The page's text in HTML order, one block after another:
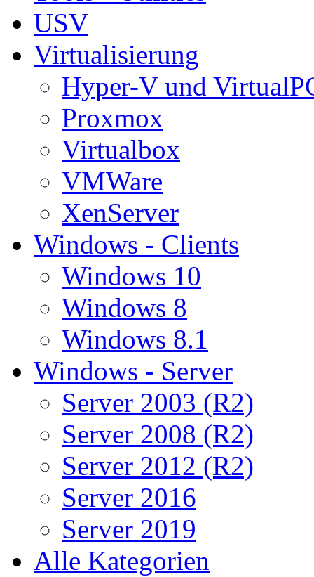
USV
Virtualisierung
Hyper-V und
Proxmox
Virtualbox
VMWare
XenServer
Windows - Clients
Windows 10
Windows 8
Windows 8.1
Windows - Server
Server 2003 (R2)
Server 2008 (R2)
Server 2012 (R2)
Server 2016
Server 2019
Alle Kategorien